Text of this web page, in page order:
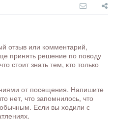
отзыв или комментарий,
принять решение по поводу
стоит знать тем, кто только
от посещения. Напишите
нет, что запомнилось, что
Если вы ходили с